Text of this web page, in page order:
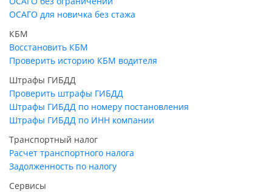
ОСАГО для новичка без стажа
КБМ
Восстановить КБМ
Проверить историю КБМ водителя
Штрафы ГИБДД
Проверить штрафы ГИБДД
Штрафы ГИБДД по номеру постановления
Штрафы ГИБДД по ИНН компании
Транспортный налог
Расчет транспортного налога
Задолженность по налогу
Сервисы